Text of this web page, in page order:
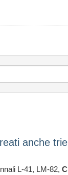
anche
L-41, LM-82,